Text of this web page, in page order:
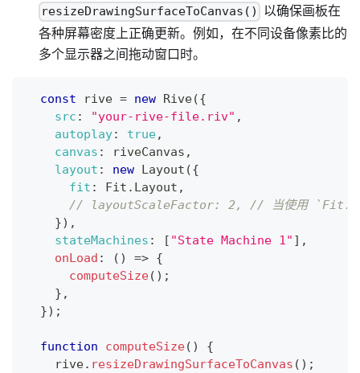
resizeDrawingSurfaceToCanvas()
以确保画板在
各种屏幕密度上正确更新。例如，在不同设备像素比的
多个显示器之间拖动窗口时。
const rive = new Rive({
src : "your-rive-file.riv" ,
autoplay: true,
canvas : riveCanvas ,
layout : new Layout ({
fit : Fit . Layout ,
// layoutScaleFactor: 2, // 当使用
}) ,
stateMachines : [ "State Machine 1" ] ,
onLoad : ( ) => {
computeSize( ) ;
} ,
}) ;
function computeSize( )
{
    rive
. resizeDrawingSurfaceToCanvas ( ) ;